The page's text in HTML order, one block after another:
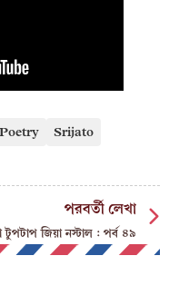
Poetry Srijato
পরবর্তী লেখা
টুপটাপ জিয়া নস্টাল : পর্ব ৪৯